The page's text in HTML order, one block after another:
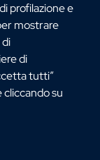
profilazione e
mostrare
di
tutti”
su